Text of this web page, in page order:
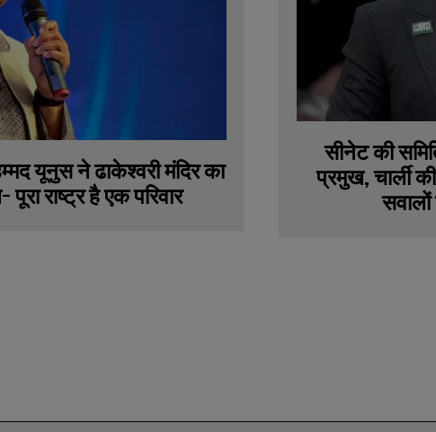
यूनुस ने ढाकेश्वरी मंदिर का
पूरा राष्ट्र है एक परिवार
सीनेट की
प्रमुख, चार्ली
सवालों